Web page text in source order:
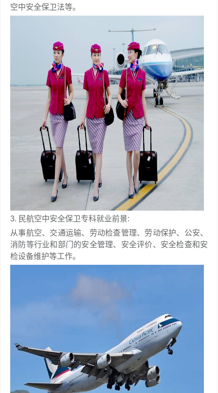
空中安全保卫法等。
3. 民航空中安全保卫专科就业前景:
从事航空、交通运输、劳动检查管理、劳动保护、公安、
消防等行业和部门的安全管理、安全评价、安全检查和安
检设备维护等工作。